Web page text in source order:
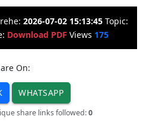
2026-07-02 15:13:45 Topic:
Download PDF Views 175
On:
WHATSAPP
share links followed:0